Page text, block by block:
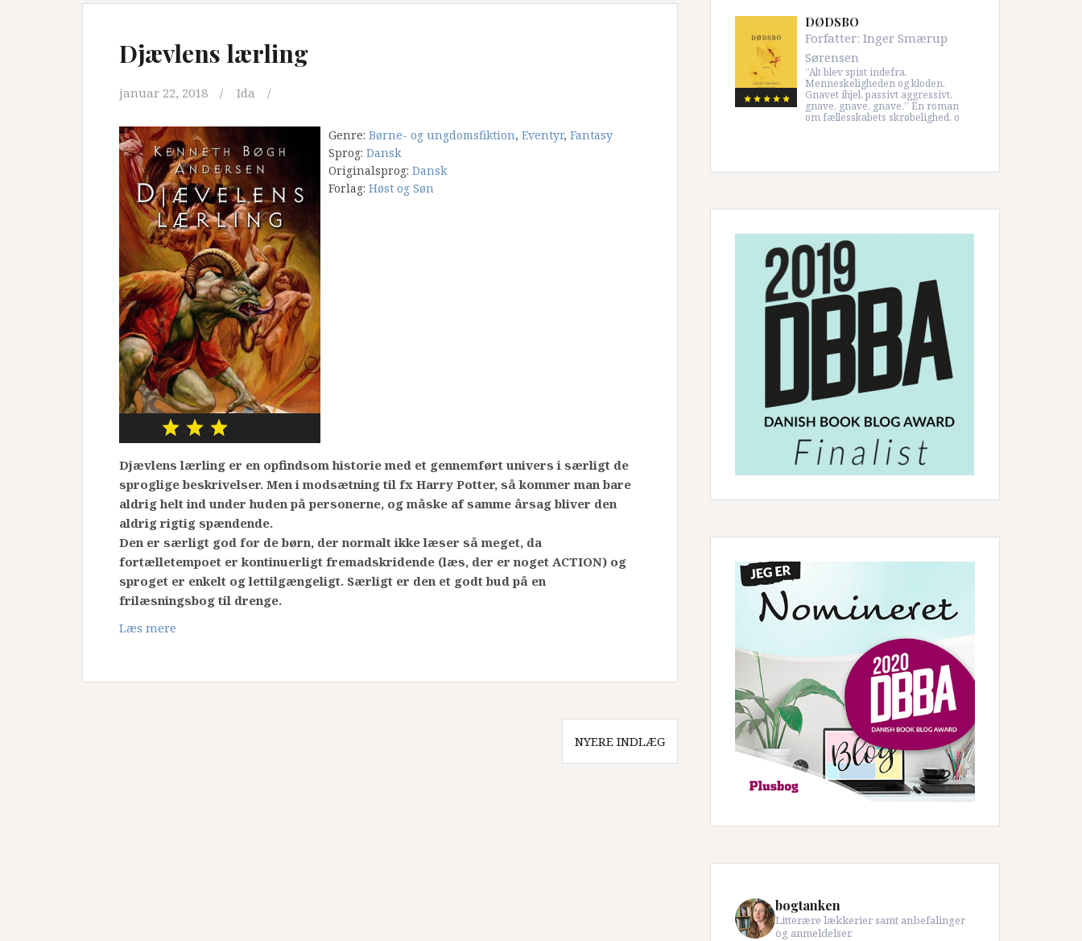
Djævlens lærling
januar 22, 2018 Ida
Genre: Børne- og ungdomsfiktion, Eventyr, Fantasy
Sprog: Dansk
Originalsprog: Dansk
Forlag: Høst og Søn
Djævlens lærling er en opfindsom historie med et gennemført univers i særligt de
sproglige beskrivelser. Men i modsætning til fx Harry Potter, så kommer man bare
aldrig helt ind under huden på personerne, og måske af samme årsag bliver den
aldrig rigtig spændende.
Den er særligt god for de børn, der normalt ikke læser så meget, da
fortælletempoet er kontinuerligt fremadskridende (læs, der er noget ACTION) og
sproget er enkelt og lettilgængeligt. Særligt er den et godt bud på en
frilæsningsbog til drenge.
Læs mere
NYERE INDLÆG
DØDSBO
Forfatter: Inger Smærup
Sørensen
”Alt blev spist indefra.
Menneskeligheden og kloden.
Gnavet ihjel, passivt aggressivt,
gnave, gnave, gnave.” En roman
om fællesskabets skrøbelighed, o
bogtanken
Litterære lækkerier samt anbefalinger
og anmeldelser.